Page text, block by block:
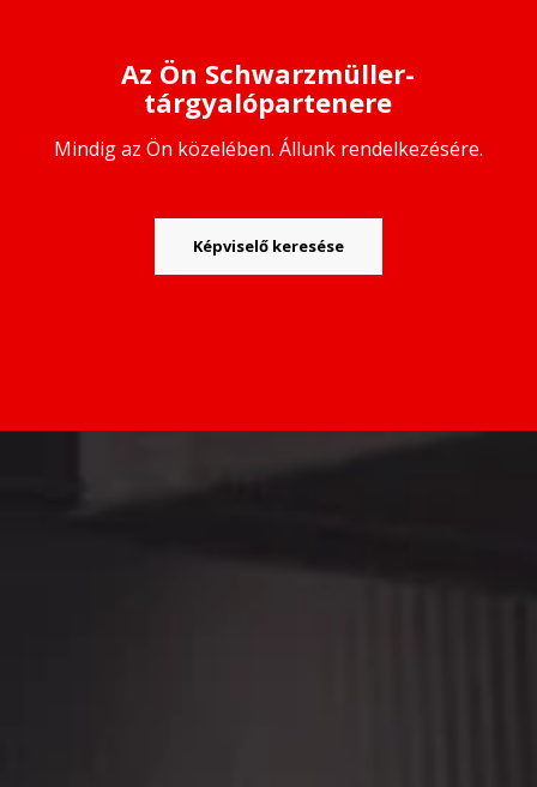
Az Ön Schwarzmüller-
tárgyalópartenere
Mindig az Ön közelében. Állunk rendelkezésére.
Képviselő keresése